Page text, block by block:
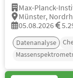
Max-Planck-
Münster,
05.08.2026
Datenanalyse